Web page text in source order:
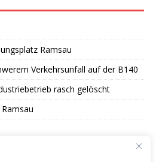
Ramsau
Verkehrsunfall auf der B140
rasch gelöscht